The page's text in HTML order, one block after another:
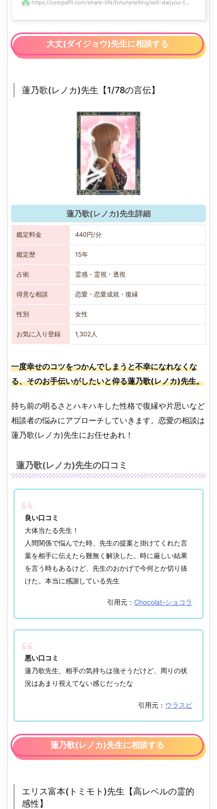
https://compaffi.com/share-life/fotunetelling/will-daijyou-t...
大丈(ダイジョウ)先生に相談する
蓮乃歌(レノカ)先生【1/78の言伝】
蓮乃歌(レノカ)先生詳細
鑑定料金 440円/分
鑑定歴 15年
占術 霊感・霊視・透視
得意な相談 恋愛・恋愛成就・復縁
性別 女性
お気に入り登録 1,302人
一度幸せのコツをつかんでしまうと不幸になれなくな
る、そのお手伝いがしたいと仰る蓮乃歌(レノカ)先生。
持ち前の明るさとハキハキした性格で復縁や片思いなど
相談者の悩みにアプローチしていきます。恋愛の相談は
蓮乃歌(レノカ)先生にお任せあれ！
蓮乃歌(レノカ)先生の口コミ
良い口コミ
大体当たる先生！
人間関係で悩んでた時、先生の提案と掛けてくれた言
葉を相手に伝えたら難無く解決した。時に厳しい結果
を言う時もあるけど、先生のおかげで今何とか切り抜
けた。本当に感謝している先生
引用元： Chocolat-ショコラ
悪い口コミ
蓮乃歌先生、相手の気持ちは強そうだけど、周りの状
況はあまり視えてない感じだったな
引用元： ウラスピ
蓮乃歌(レノカ)先生に相談する
エリス富本(トミモト)先生【高レベルの霊的
感性】